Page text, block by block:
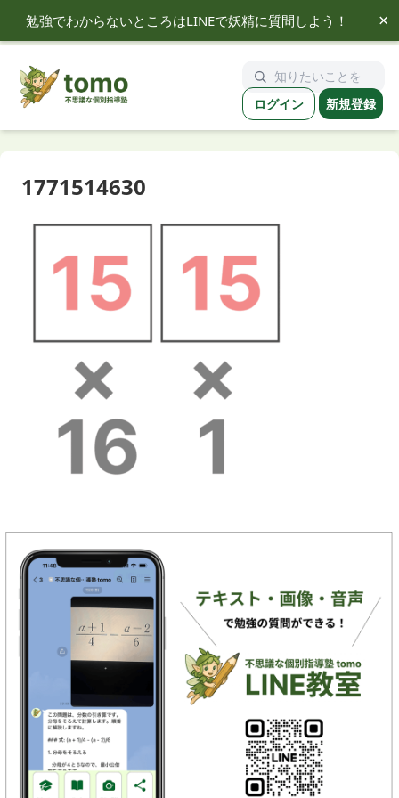
勉強でわからないところはLINEで妖精に質問しよう！ ×
tomo ログイン 新規登録
1771514630